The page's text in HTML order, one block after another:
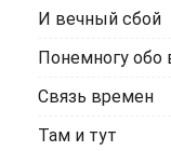
И вечный сбой
Понемногу обо
Связь времен
Там и тут